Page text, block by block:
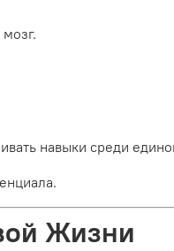
навыки среди
Жизни